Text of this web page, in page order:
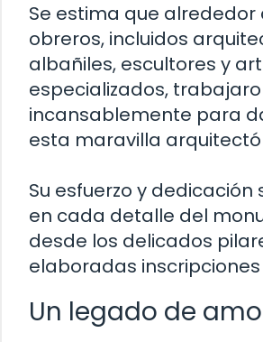
Se estima que alrededor
obreros, incluidos
albañiles, escultores y
especializados,
incansablemente para
esta maravilla
Su esfuerzo y dedicación
en cada detalle del
desde los delicados
elaboradas
Un legado de